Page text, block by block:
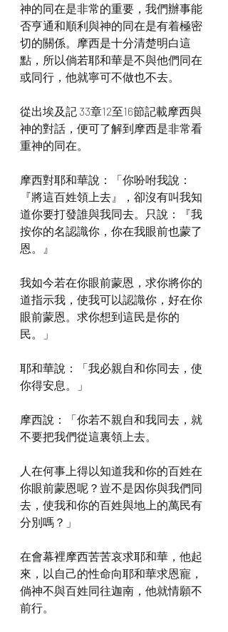
神的同在是非常的重要，我們辦事能
否亨通和順利與神的同在是有着極密
切的關係。摩西是十分清楚明白這
點，所以倘若耶和華是不與他們同在
或同行，他就寧可不做也不去。
從出埃及記 33章12至16節記載摩西與
神的對話，便可了解到摩西是非常看
重神的同在。
摩西對耶和華說：「你吩咐我說：
『將這百姓領上去』，卻沒有叫我知
道你要打發誰與我同去。只說：『我
按你的名認識你，你在我眼前也蒙了
恩。』
我如今若在你眼前蒙恩，求你將你的
道指示我，使我可以認識你，好在你
眼前蒙恩。求你想到這民是你的
民。」
耶和華說：「我必親自和你同去，使
你得安息。」
摩西說：「你若不親自和我同去，就
不要把我們從這裏領上去。
人在何事上得以知道我和你的百姓在
你眼前蒙恩呢？豈不是因你與我們同
去，使我和你的百姓與地上的萬民有
分別嗎？」
在會幕裡摩西苦苦哀求耶和華，他起
來，以自己的性命向耶和華求恩寵，
倘神不與百姓同往迦南，他就情願不
前行。